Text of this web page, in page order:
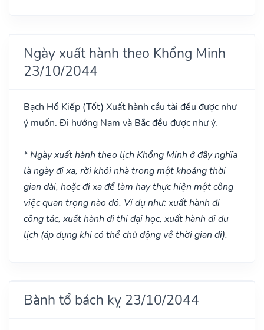
Ngày xuất hành theo Khổng Minh
23/10/2044
Bạch Hổ Kiếp (Tốt) Xuất hành cầu tài đều được như
ý muốn. Đi hướng Nam và Bắc đều được như ý.
* Ngày xuất hành theo lịch Khổng Minh ở đây nghĩa
là ngày đi xa, rời khỏi nhà trong một khoảng thời
gian dài, hoặc đi xa để làm hay thực hiện một công
việc quan trọng nào đó. Ví dụ như: xuất hành đi
công tác, xuất hành đi thi đại học, xuất hành di du
lịch (áp dụng khi có thể chủ động về thời gian đi).
Bành tổ bách kỵ 23/10/2044